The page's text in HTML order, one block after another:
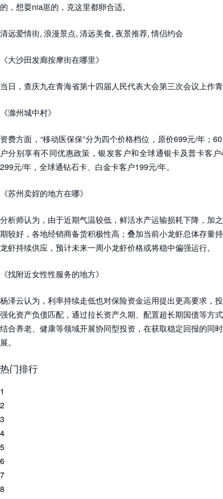
的，想耍nia崽的，克这里都卵合适。
清远爱情街, 浪漫景点, 清远美食, 夜景推荐, 情侣约会
《大沙田发廊按摩街在哪里》
当日，查庆九在青海省第十四届人民代表大会第三次会议上作
《滁州城中村》
资费方面，“移动医保保”分为四个价格档位，原价699元/年；
户分别享有不同优惠政策，银发客户和全球通银卡及普卡客
299元/年，全球通钻石卡、白金卡客户199元/年。
《苏州卖婬的地方在哪》
分析师认为，由于近期气温较低，鲜活水产运输损耗下降，加
期较好，各地经销商备货积极性高；叠加当前小龙虾总体存量
龙虾持续供应，预计未来一周小龙虾价格或将稳中偏强运行。
《找附近女性性服务的地方》
杨泽云认为，利率持续走低也对保险资金运用提出更高要求，
强化资产负债匹配，通过拉长资产久期、配置超长期国债等方
结合养老、健康等领域开展协同型投资，在获取稳定回报的同
展。
热门排行
1
2
3
4
5
6
7
8